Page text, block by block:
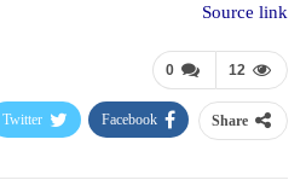
Source link
0 12
Share
Facebook
Twitter